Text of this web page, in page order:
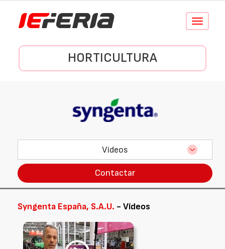
Conmutar
HORTICULTURA
Vídeos
Contactar
Syngenta España, S.A.U. - Vídeos